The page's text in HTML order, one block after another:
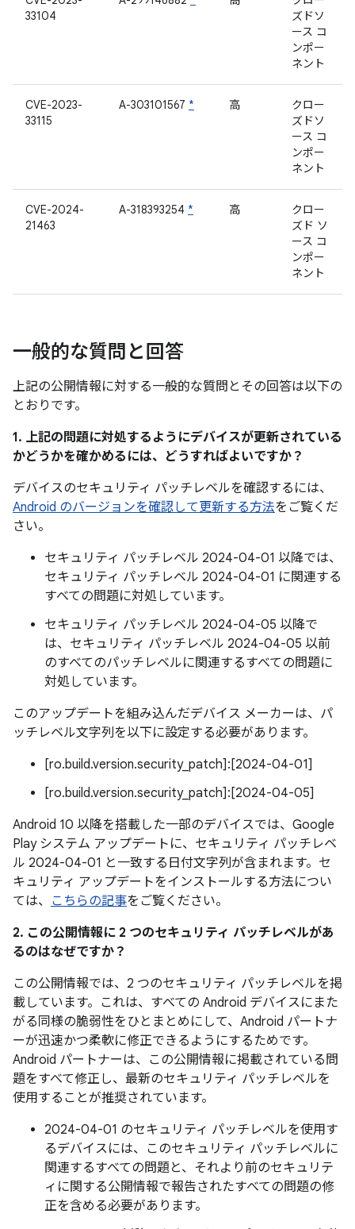
33104
ズドソ
ース コ
ンポー
ネント
CVE-2023-
33115
A-303101567 * 高
クロー
ズドソ
ース コ
ンポー
ネント
CVE-2024-
21463
A-318393254 * 高
クロー
ズド ソ
ース コ
ンポー
ネント
一般的な質問と回答
上記の公開情報に対する一般的な質問とその回答は以下の
とおりです。
1. 上記の問題に対処するようにデバイスが更新されている
かどうかを確かめるには、どうすればよいですか？
デバイスのセキュリティ パッチレベルを確認するには、
Android のバージョンを確認して更新する方法をご覧くだ
さい。
セキュリティ パッチレベル 2024-04-01 以降では、
セキュリティ パッチレベル 2024-04-01 に関連する
すべての問題に対処しています。
セキュリティ パッチレベル 2024-04-05 以降で
は、セキュリティ パッチレベル 2024-04-05 以前
のすべてのパッチレベルに関連するすべての問題に
対処しています。
このアップデートを組み込んだデバイス メーカーは、パ
ッチレベル文字列を以下に設定する必要があります。
[ro.build.version.security_patch]:[2024-04-01]
[ro.build.version.security_patch]:[2024-04-05]
Android 10 以降を搭載した一部のデバイスでは、Google
Play システム アップデートに、セキュリティ パッチレベ
ル 2024-04-01 と一致する日付文字列が含まれます。セ
キュリティ アップデートをインストールする方法につい
ては、 こちらの記事をご覧ください。
2. この公開情報に 2 つのセキュリティ パッチレベルがあ
るのはなぜですか？
この公開情報では、2 つのセキュリティ パッチレベルを掲
載しています。これは、すべての Android デバイスにまた
がる同様の脆弱性をひとまとめにして、Android パートナ
ーが迅速かつ柔軟に修正できるようにするためです。
Android パートナーは、この公開情報に掲載されている問
題をすべて修正し、最新のセキュリティ パッチレベルを
使用することが推奨されています。
2024-04-01 のセキュリティ パッチレベルを使用す
るデバイスには、このセキュリティ パッチレベルに
関連するすべての問題と、それより前のセキュリテ
ィに関する公開情報で報告されたすべての問題の修
正を含める必要があります。